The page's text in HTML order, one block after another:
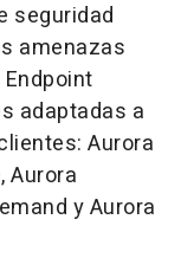
seguridad
amenazas
adaptadas a
Aurora
Aurora
y Aurora